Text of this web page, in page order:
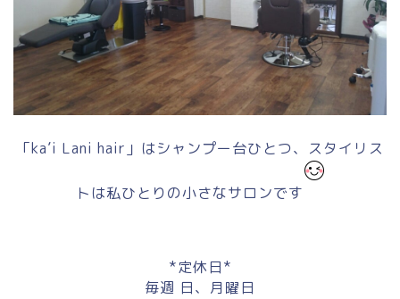
「ka’i Lani hair」はシャンプー台ひとつ、スタイリス
トは私ひとりの小さなサロンです
*定休日*
毎週 日、月曜日